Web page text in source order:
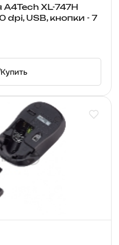
XL-747H
dpi, USB, кнопки - 7
Купить